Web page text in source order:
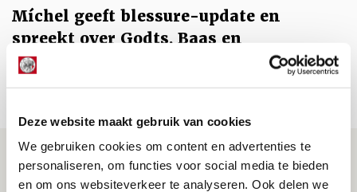
Deze website maakt gebruik van cookies
We gebruiken cookies om content en advertenties te
personaliseren, om functies voor social media te bieden
en om ons websiteverkeer te analyseren. Ook delen we
Míchel geeft blessure-update en
spreekt over Godts, Baas en
aanwinsten
Volop enthousiasme in fotoverslag van
Europees treffen met Shelbourne